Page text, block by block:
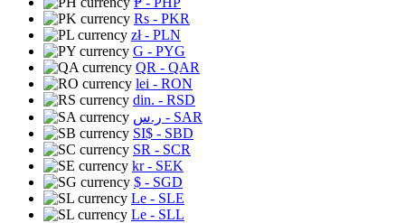
Rs - PKR
zł- PLN
G - PYG
QR - QAR
lei - RON
din. - RSD
ر.س - SAR
SI$ - SBD
SR - SCR
kr- SEK
$ - SGD
Le - SLE
Le - SLL